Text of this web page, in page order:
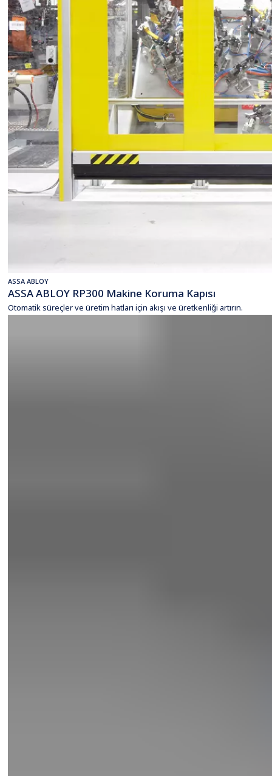
ASSA ABLOY
ASSA ABLOY RP300 Makine Koruma Kapısı
Otomatik süreçler ve üretim hatları için akışı ve üretkenliği artırın.